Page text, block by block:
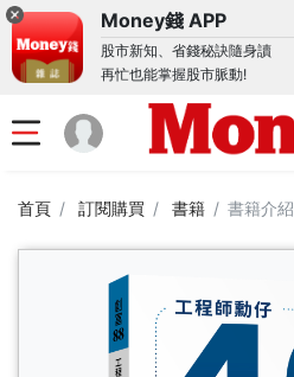
Money錢 APP
股市新知、省錢秘訣隨身讀
再忙也能掌握股市脈動!
首頁 訂閱購買 書籍 書籍介紹